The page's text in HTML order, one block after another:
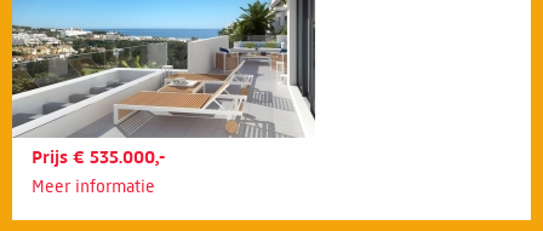
Prijs € 535.000,-
Meer informatie